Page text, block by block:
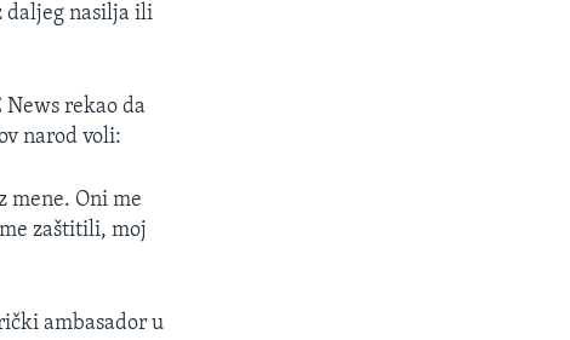
daljeg nasilja ili
News rekao da
narod voli:
mene. Oni me
zaštitili, moj
ambasador u